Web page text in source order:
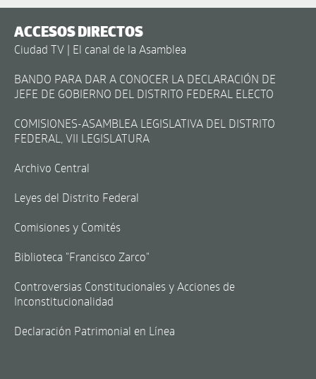
ACCESOS DIRECTOS
Ciudad TV | El canal de la Asamblea
BANDO PARA DAR A CONOCER LA DECLARACIÓN DE
JEFE DE GOBIERNO DEL DISTRITO FEDERAL ELECTO
COMISIONES-ASAMBLEA LEGISLATIVA DEL DISTRITO
FEDERAL, VII LEGISLATURA
Archivo Central
Leyes del Distrito Federal
Comisiones y Comités
Biblioteca "Francisco Zarco"
Controversias Constitucionales y Acciones de
Inconstitucionalidad
Declaración Patrimonial en Línea